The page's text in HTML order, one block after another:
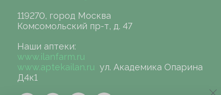
119270, город Москва
Комсомольский пр-т, д. 47
Наши аптеки:
www.ilanfarm.ru
www.aptekailan.ru ул. Академика Опарина
Д4к1